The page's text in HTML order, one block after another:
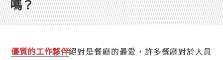
嗎？
優質的工作夥伴絕對是餐廳的最愛，許多餐廳對於人員